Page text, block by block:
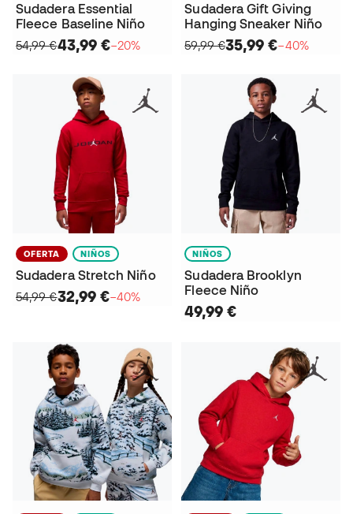
Sudadera Essential
Fleece Baseline Niño
54,99 €43,99 €−20%
Sudadera Gift Giving
Hanging Sneaker Niño
59,99 €35,99 €−40%
OFERTA NIÑOS
Sudadera Stretch Niño
54,99 €32,99 €−40%
NIÑOS
Sudadera Brooklyn
Fleece Niño
49,99 €